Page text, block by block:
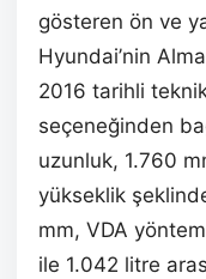
gösteren ön ve
Hyundai’nin
2016 tarihli
seçeneğinden
uzunluk, 1.760
yükseklik
mm, VDA
ile 1.042 litre